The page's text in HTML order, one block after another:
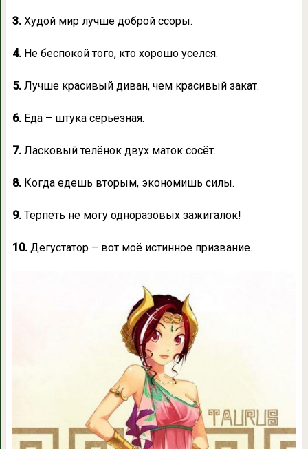
3.Худой мир лучше доброй ссоры.
4.Не беспокой того, кто хорошо уселся.
5.Лучше красивый диван, чем красивый закат.
6.Еда – штука серьёзная.
7.Ласковый телёнок двух маток сосёт.
8.Когда едешь вторым, экономишь силы.
9.Терпеть не могу одноразовых зажигалок!
10.Дегустатор – вот моё истинное призвание.